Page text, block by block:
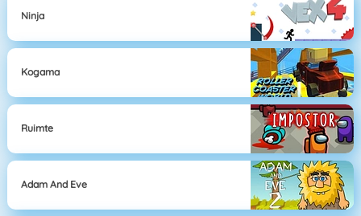
Ninja
Kogama
Ruimte
Adam And Eve